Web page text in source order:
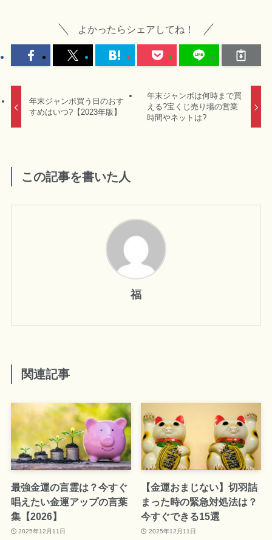
よかったらシェアしてね！
年末ジャンボ買う日のおす
すめはいつ?【2023年版】
年末ジャンボは何時まで買
える?宝くじ売り場の営業
時間やネットは?
この記事を書いた人
福
関連記事
最強金運の言霊は？今すぐ
唱えたい金運アップの言葉
集【2026】
2025年12月11日
【金運おまじない】切羽詰
まった時の緊急対処法は？
今すぐできる15選
2025年12月11日